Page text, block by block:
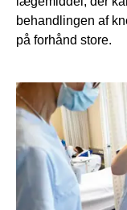
behandlingen af
på forhånd store.